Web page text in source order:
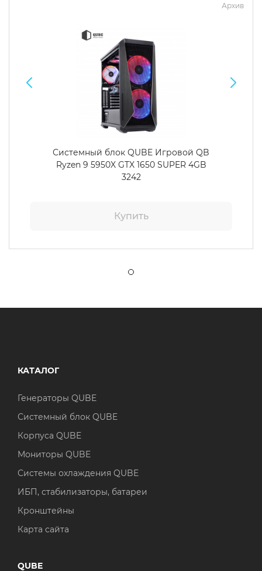
Архив
Системный блок QUBE Игровой QB
Ryzen 9 5950X GTX 1650 SUPER 4GB
3242
Купить
КАТАЛОГ
Генераторы QUBE
Системный блок QUBE
Корпуса QUBE
Мониторы QUBE
Системы охлаждения QUBE
ИБП, стабилизаторы, батареи
Кронштейны
Карта сайта
QUBE